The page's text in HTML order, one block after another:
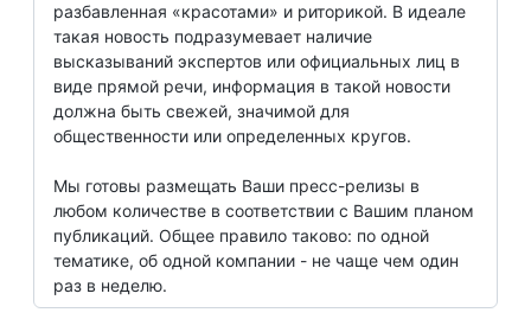
разбавленная «красотами» и риторикой. В идеале
такая новость подразумевает наличие
высказываний экспертов или официальных лиц в
виде прямой речи, информация в такой новости
должна быть свежей, значимой для
общественности или определенных кругов.
Мы готовы размещать Ваши пресс-релизы в
любом количестве в соответствии с Вашим планом
публикаций. Общее правило таково: по одной
тематике, об одной компании - не чаще чем один
раз в неделю.